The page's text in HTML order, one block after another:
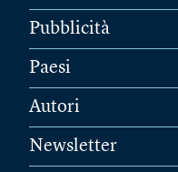
Pubblicità
Paesi
Autori
Newsletter